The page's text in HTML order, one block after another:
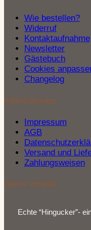
Wie bestellen?
Widerruf
Kontaktaufnahme
Newsletter
Gästebuch
Cookies
Changelog
Informationen
Impressum
AGB
Versand und
Zahlungsweisen
Deine Vorteile
Echte “Hingucker”-